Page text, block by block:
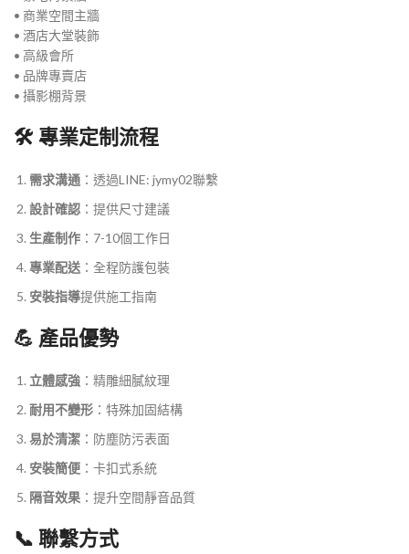
• 商業空間主牆
• 酒店大堂裝飾
• 高級會所
• 品牌專賣店
• 攝影棚背景
🛠️ 專業定制流程
需求溝通 ：透過LINE: jymy02聯繫
設計確認 ：提供尺寸建議
生產制作 ：7-10個工作日
專業配送 ：全程防護包裝
安裝指導提供施工指南
💪 產品優勢
立體感強 ：精雕細膩紋理
耐用不變形 ：特殊加固結構
易於清潔 ：防塵防污表面
安裝簡便 ：卡扣式系統
隔音效果 ：提升空間靜音品質
📞 聯繫方式